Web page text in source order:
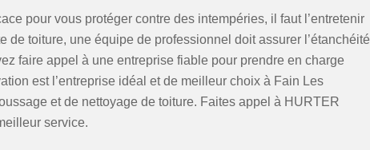
pour vous protéger contre des intempéries, il faut l’entretenir
de toiture, une équipe de professionnel doit assurer l’étanchéité
faire appel à une entreprise fiable pour prendre en charge
est l’entreprise idéal et de meilleur choix à Fain Les
et de nettoyage de toiture. Faites appel à HURTER
service.